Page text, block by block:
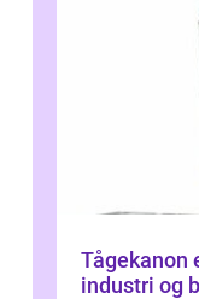
Tågekanon effektiv støvkontrol til
industri og